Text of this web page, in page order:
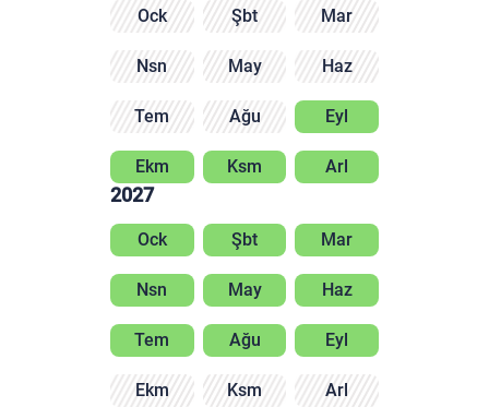
Ock Şbt Mar
Nsn May Haz
Tem Ağu Eyl
Ekm Ksm Arl
2027
Ock Şbt Mar
Nsn May Haz
Tem Ağu Eyl
Ekm Ksm Arl